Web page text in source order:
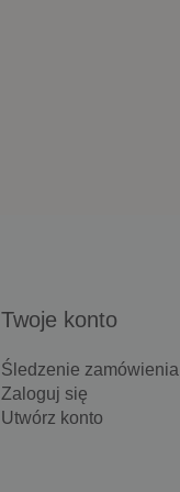
Twoje konto
Śledzenie zamówienia
Zaloguj się
Utwórz konto